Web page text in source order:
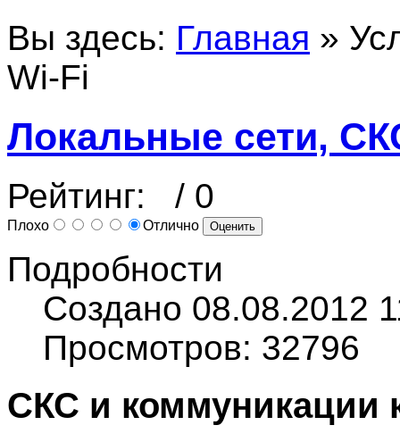
Вы здесь: Главная »
Wi-Fi
Локальные сети,
Рейтинг: / 0
Плохо Отлично
Подробности
Создано 08.08.2012
Просмотров: 32796
СКС и коммуникации